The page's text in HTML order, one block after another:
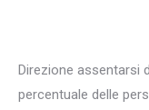
Direzione assentarsi
percentuale delle